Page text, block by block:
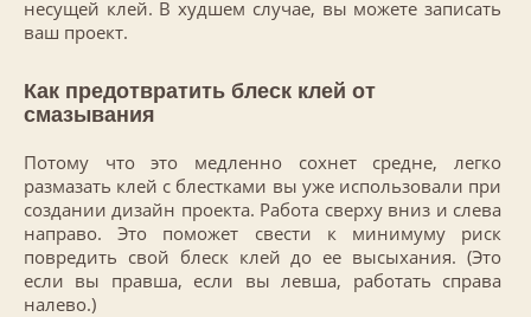
несущей клей. В худшем случае, вы можете записать
ваш проект.
Как предотвратить блеск клей от
смазывания
Потому что это медленно сохнет средне, легко
размазать клей с блестками вы уже использовали при
создании дизайн проекта. Работа сверху вниз и слева
направо. Это поможет свести к минимуму риск
повредить свой блеск клей до ее высыхания. (Это
если вы правша, если вы левша, работать справа
налево.)